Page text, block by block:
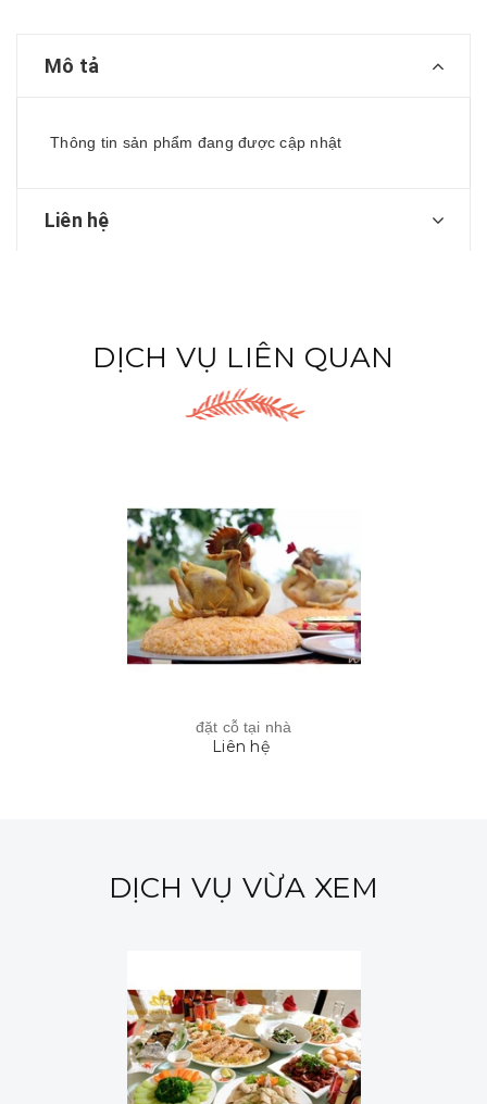
Mô tả
Thông tin sản phẩm đang được cập nhật
Liên hệ
DỊCH VỤ LIÊN QUAN
đặt cỗ tại nhà
Liên hệ
DỊCH VỤ VỪA XEM